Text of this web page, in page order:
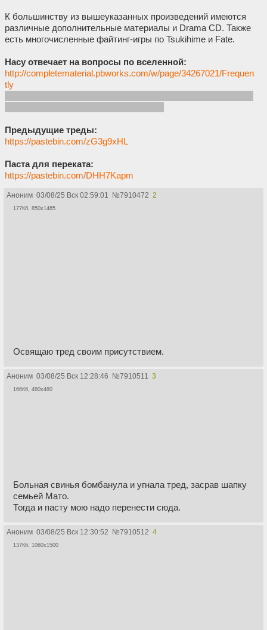
К большинству из вышеуказанных произведений имеются
различные дополнительные материалы и Drama CD. Также
есть многочисленные файтинг-игры по Tsukihime и Fate.
Насу отвечает на вопросы по вселенной:
http://completematerial.pbworks.com/w/page/34267021/Frequen
tly
Предыдущие треды:
https://pastebin.com/zG3g9xHL
Паста для переката:
https://pastebin.com/DHH7Kapm
Аноним 03/08/25 Вск 02:59:01 №7910472 2
177Кб, 850x1465
Освящаю тред своим присутствием.
Аноним 03/08/25 Вск 12:28:46 №7910511 3
166Кб, 480x480
Больная свинья бомбанула и угнала тред, засрав шапку
семьей Мато.
Тогда и пасту мою надо перенести сюда.
Аноним 03/08/25 Вск 12:30:52 №7910512 4
137Кб, 1060x1500